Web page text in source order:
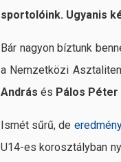
sportolóink. Ugyanis
Bár nagyon bíztunk
a Nemzetközi
András és Pálos Péter
Ismét sűrű, de
U14-es korosztályban